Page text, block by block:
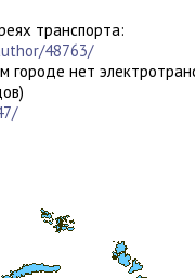
транспорта:
48763/
городе нет